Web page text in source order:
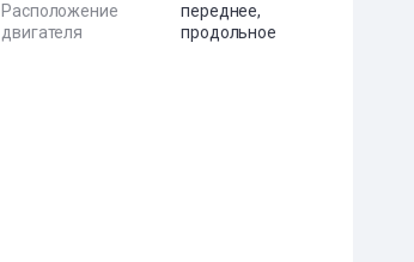
Расположение
двигателя
переднее,
продольное